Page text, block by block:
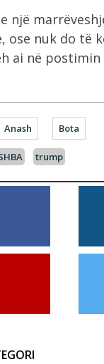
një
ose nuk do të
ai në postimin
Anash Bota
trump